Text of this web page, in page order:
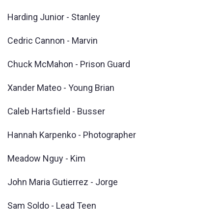
Harding Junior - Stanley
Cedric Cannon - Marvin
Chuck McMahon - Prison Guard
Xander Mateo - Young Brian
Caleb Hartsfield - Busser
Hannah Karpenko - Photographer
Meadow Nguy - Kim
John Maria Gutierrez - Jorge
Sam Soldo - Lead Teen